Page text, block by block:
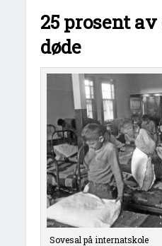
25 prosent
døde
Sovesal på internatskole